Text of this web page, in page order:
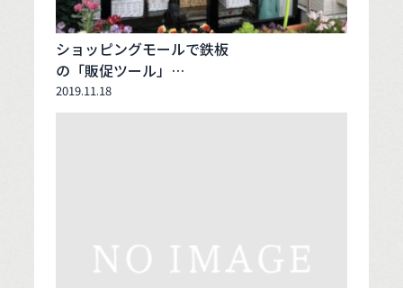
ショッピングモールで鉄板
の「販促ツール」…
2019.11.18